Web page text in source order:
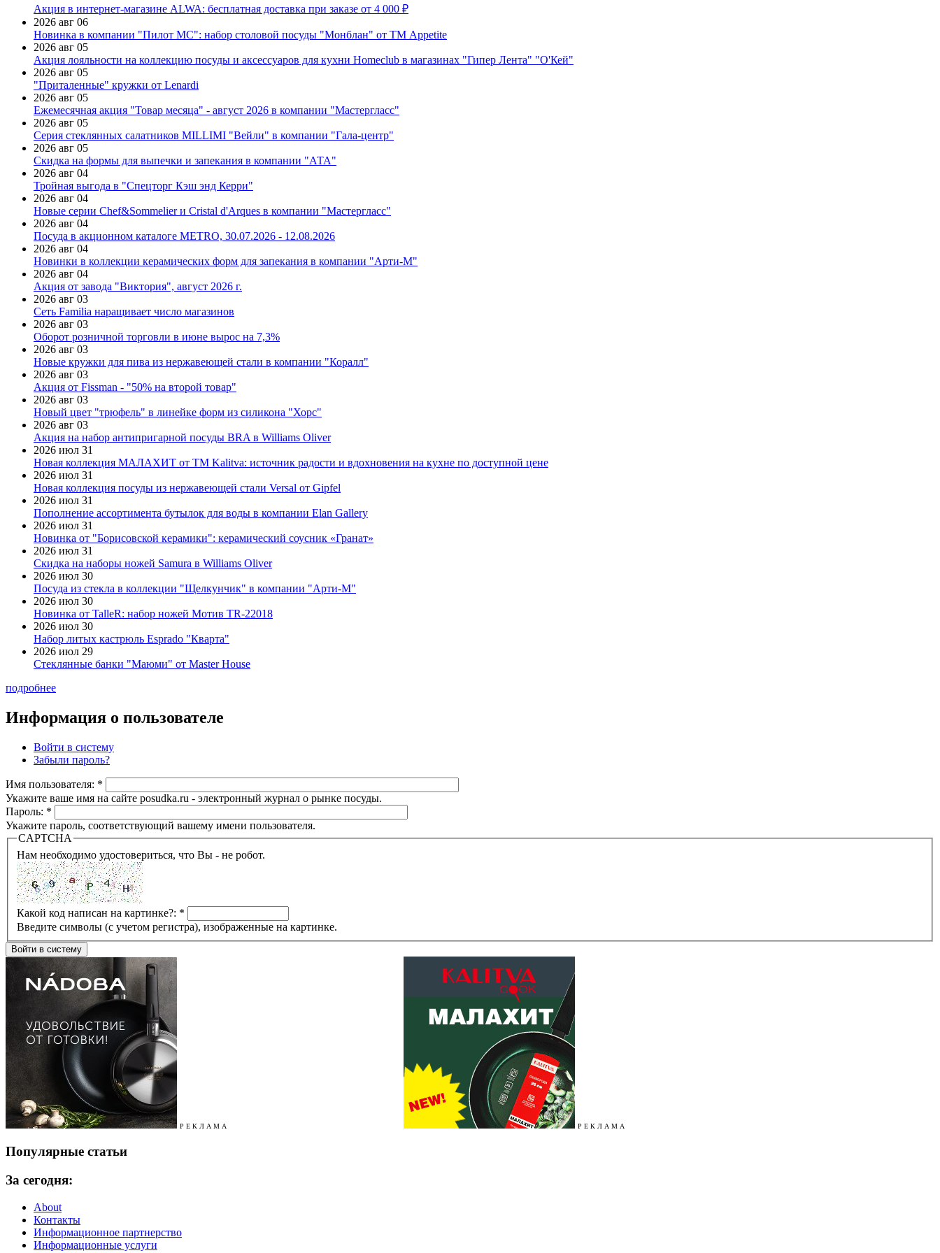
Акция в интернет-магазине ALWA: бесплатная доставка при заказе от 4 000 ₽
2026 авг 06
Новинка в компании "Пилот МС": набор столовой посуды "Монблан" от ТМ Appetite
2026 авг 05
Акция лояльности на коллекцию посуды и аксессуаров для кухни Homeclub в магазинах "Гипер Лента" "О'Кей"
2026 авг 05
"Приталенные" кружки от Lenardi
2026 авг 05
Ежемесячная акция "Товар месяца" - август 2026 в компании "Мастергласс"
2026 авг 05
Серия стеклянных салатников MILLIMI "Вейли" в компании "Гала-центр"
2026 авг 05
Скидка на формы для выпечки и запекания в компании "АТА"
2026 авг 04
Тройная выгода в "Спецторг Кэш энд Керри"
2026 авг 04
Новые серии Chef&Sommelier и Cristal d'Arques в компании "Мастергласс"
2026 авг 04
Посуда в акционном каталоге METRO, 30.07.2026 - 12.08.2026
2026 авг 04
Новинки в коллекции керамических форм для запекания в компании "Арти-М"
2026 авг 04
Акция от завода "Виктория", август 2026 г.
2026 авг 03
Сеть Familia наращивает число магазинов
2026 авг 03
Оборот розничной торговли в июне вырос на 7,3%
2026 авг 03
Новые кружки для пива из нержавеющей стали в компании "Коралл"
2026 авг 03
Акция от Fissman - "50% на второй товар"
2026 авг 03
Новый цвет "трюфель" в линейке форм из силикона "Хорс"
2026 авг 03
Акция на набор антипригарной посуды BRA в Williams Oliver
2026 июл 31
Новая коллекция МАЛАХИТ от ТМ Kalitva: источник радости и вдохновения на кухне по доступной цене
2026 июл 31
Новая коллекция посуды из нержавеющей стали Versal от Gipfel
2026 июл 31
Пополнение ассортимента бутылок для воды в компании Elan Gallery
2026 июл 31
Новинка от "Борисовской керамики": керамический соусник «Гранат»
2026 июл 31
Скидка на наборы ножей Samura в Williams Oliver
2026 июл 30
Посуда из стекла в коллекции "Щелкунчик" в компании "Арти-М"
2026 июл 30
Новинка от TalleR: набор ножей Мотив TR-22018
2026 июл 30
Набор литых кастрюль Esprado "Кварта"
2026 июл 29
Стеклянные банки "Маюми" от Master House
подробнее
Информация о пользователе
Войти в систему
Забыли пароль?
Имя пользователя: *
Укажите ваше имя на сайте posudka.ru - электронный журнал о рынке посуды.
Пароль: *
Укажите пароль, соответствующий вашему имени пользователя.
CAPTCHA
Нам необходимо удостовериться, что Вы - не робот.
Какой код написан на картинке?: *
Введите символы (с учетом регистра), изображенные на картинке.
Р Е К Л А М А Р Е К Л А М А
Популярные статьи
За сегодня:
About
Контакты
Информационное партнерство
Информационные услуги